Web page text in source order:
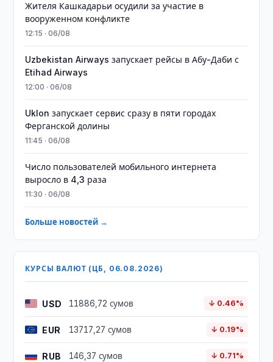
Жителя Кашкадарьи осудили за участие в
вооруженном конфликте
12:15 · 06/08
Uzbekistan Airways запускает рейсы в Абу-Даби с
Etihad Airways
12:00 · 06/08
Uklon запускает сервис сразу в пяти городах
Ферганской долины
11:45 · 06/08
Число пользователей мобильного интернета
выросло в 4,3 раза
11:30 · 06/08
Больше новостей →
КУРСЫ ВАЛЮТ (ЦБ, 06.08.2026)
USD 11886,72 сумов ↓ 0.46%
EUR 13717,27 сумов ↓ 0.19%
RUB 146,37 сумов ↓ 0.71%